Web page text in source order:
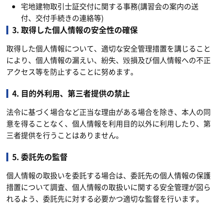
宅地建物取引士証交付に関する事務(講習会の案内の送
付、交付手続きの連絡等)
3. 取得した個人情報の安全性の確保
取得した個人情報について、適切な安全管理措置を講じること
により、個人情報の漏えい、紛失、毀損及び個人情報への不正
アクセス等を防止することに努めます。
4. 目的外利用、第三者提供の禁止
法令に基づく場合など正当な理由がある場合を除き、本人の同
意を得ることなく、個人情報を利用目的以外に利用したり、第
三者提供を行うことはありません。
5. 委託先の監督
個人情報の取扱いを委託する場合は、委託先の個人情報の保護
措置について調査、個人情報の取扱いに関する安全管理が図ら
れるよう、委託先に対する必要かつ適切な監督を行います。